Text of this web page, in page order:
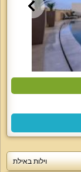
וילות באילת